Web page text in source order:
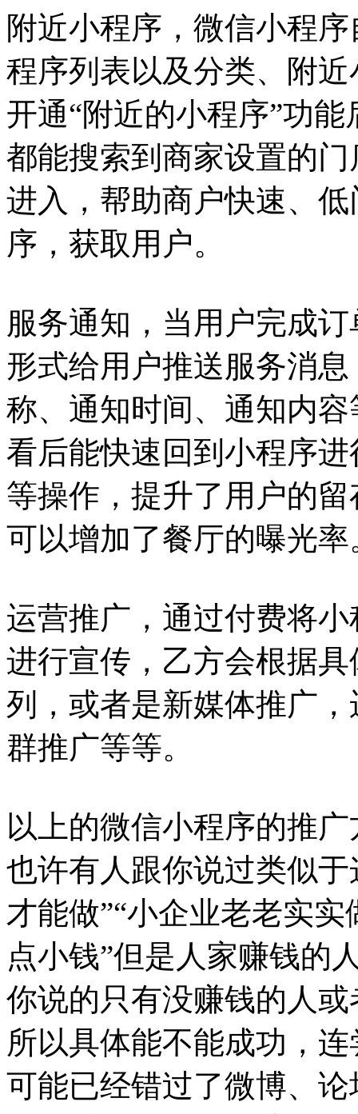
附近小程序，微信小程
程序列表以及分类、附
开通“附近的小程序”功
都能搜索到商家设置的
进入，帮助商户快速、
序，获取用户。
服务通知，当用户完成
形式给用户推送服务消
称、通知时间、通知内
看后能快速回到小程序
等操作，提升了用户的
可以增加了餐厅的曝光率
运营推广，通过付费将
进行宣传，乙方会根据
列，或者是新媒体推广
群推广等等。
以上的微信小程序的推
也许有人跟你说过类似
才能做”“小企业老老实
点小钱”但是人家赚钱的
你说的只有没赚钱的人
所以具体能不能成功，
可能已经错过了微博、